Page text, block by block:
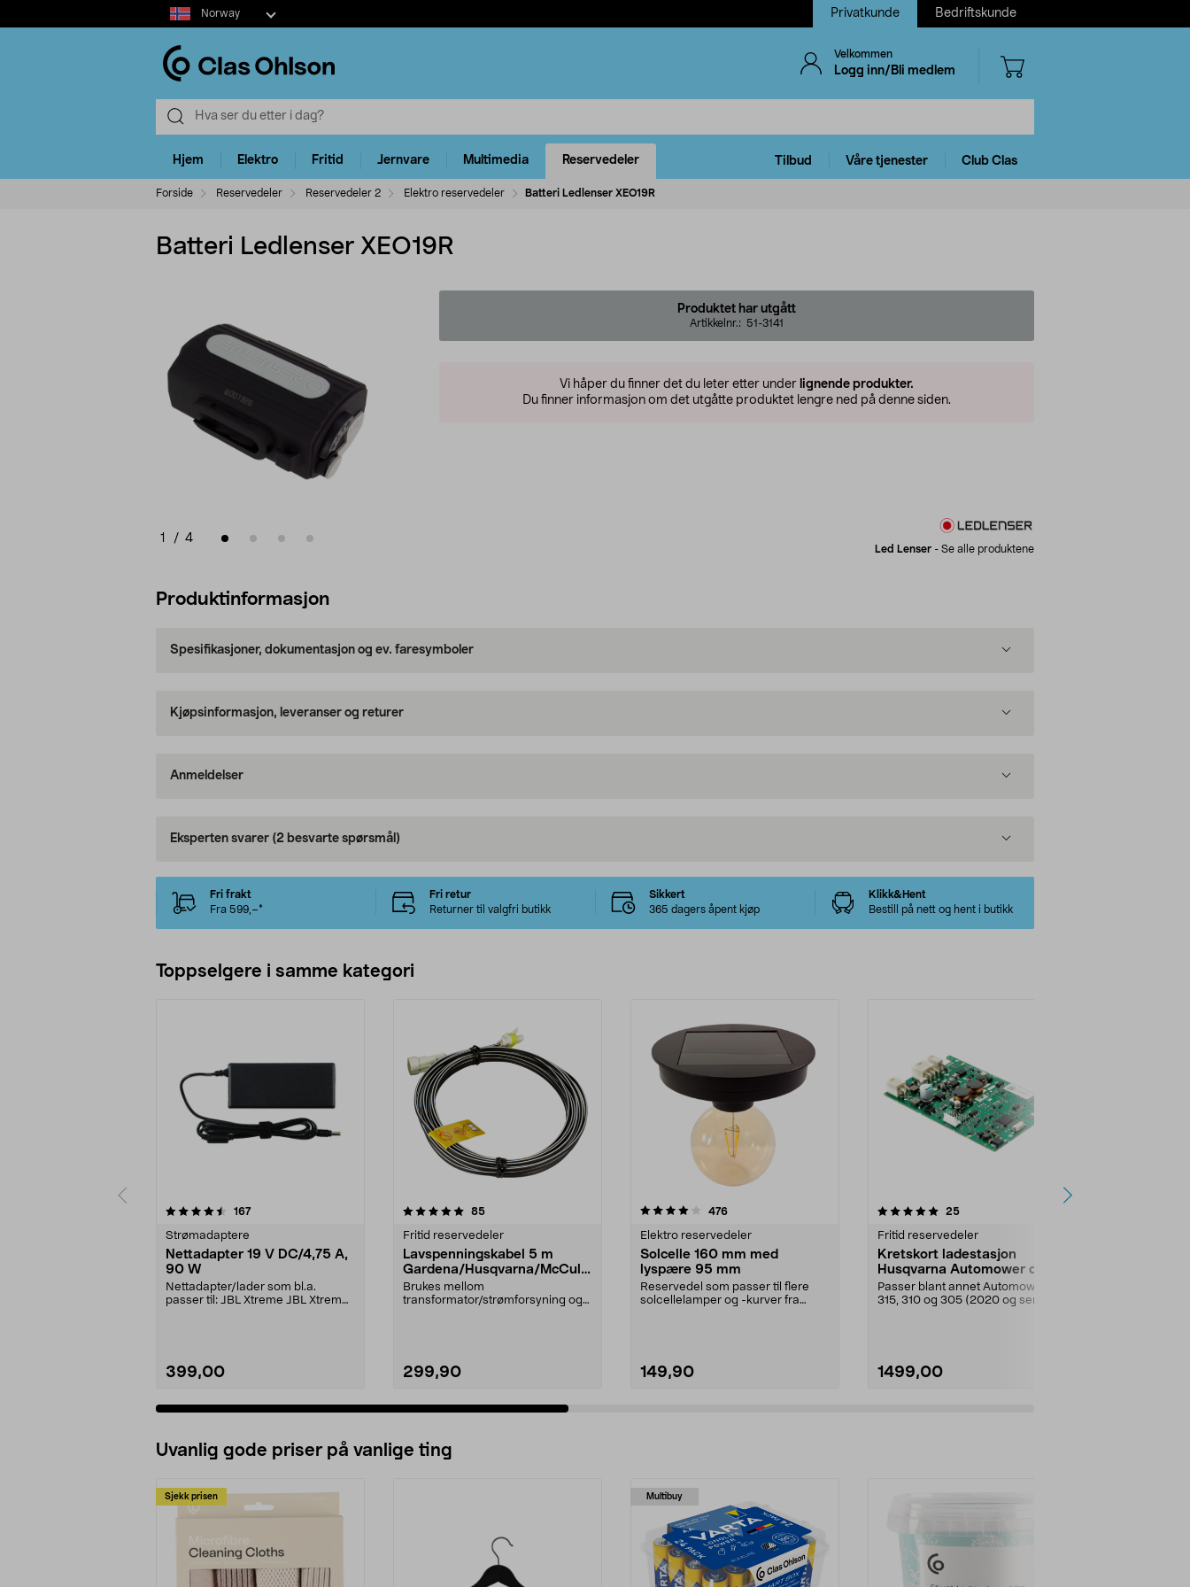
Select
market
Norway Privatkunde Bedriftskunde
Velkommen
Logg inn/Bli medlem
Hjem Elektro Fritid Jernvare Multimedia Reservedeler Tilbud Våre tjenester Club Clas
Forside Reservedeler Reservedeler 2 Elektro reservedeler Batteri Ledlenser XEO19R
Batteri Ledlenser XEO19R
1 / 4
Produktet har utgått
Artikkelnr.: 51-3141
Vi håper du finner det du leter etter under lignende produkter.
Du finner informasjon om det utgåtte produktet lengre ned på denne siden.
Led Lenser - Se alle produktene
Produktinformasjon
Spesifikasjoner, dokumentasjon og ev. faresymboler
Kjøpsinformasjon, leveranser og returer
Anmeldelser
Eksperten svarer (2 besvarte spørsmål)
Fri frakt
Fra 599,–*
Fri retur
Returner til valgfri butikk
Sikkert
365 dagers åpent kjøp
Klikk&Hent
Bestill på nett og hent i butikk
Toppselgere i samme kategori
167anmeldelser
Strømadaptere
Nettadapter 19 V DC/4,75 A,
90 W
Nettadapter/lader som bl.a.
passer til: JBL Xtreme JBL Xtreme
399,00
5.0 av 5 stjerner 85anmeldelser
Fritid reservedeler
Lavspenningskabel 5 m
Gardena/Husqvarna/McCullo
ch/Flymo
Brukes mellom
transformator/strømforsyning og
299,90
4.0 av 5 stjerner 476anmeldelser
Elektro reservedeler
Solcelle 160 mm med
lyspære 95 mm
Reservedel som passer til flere
solcellelamper og -kurver fra
149,90
5.0 av 5 stjerner 25anmeldelser
Fritid reservedeler
Kretskort ladestasjon
Husqvarna Automower og
Gardena
Passer blant annet Automower
315, 310 og 305 (2020 og senere)
1499,00
4.5 av 5 stjerner
Uvanlig gode priser på vanlige ting
Sjekk prisen Multibuy